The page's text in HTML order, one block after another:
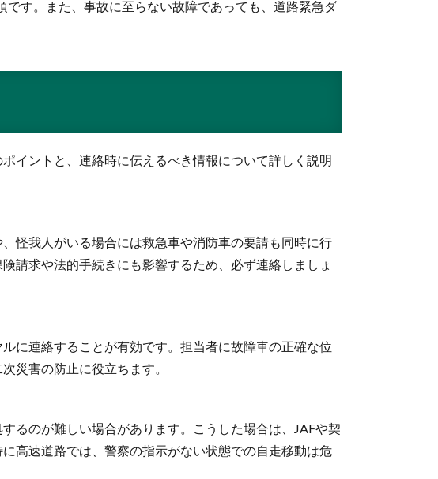
す。また、事故に至らない故障であっても、道路緊急ダ
イントと、連絡時に伝えるべき情報について詳しく説明
怪我人がいる場合には救急車や消防車の要請も同時に行
請求や法的手続きにも影響するため、必ず連絡しましょ
に連絡することが有効です。担当者に故障車の正確な位
災害の防止に役立ちます。
るのが難しい場合があります。こうした場合は、JAFや契
高速道路では、警察の指示がない状態での自走移動は危